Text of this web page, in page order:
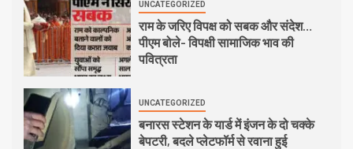
UNCATEGORIZED
राम के जरिए विपक्ष को सबक और संदेश…
पीएम बोले- विपक्षी सामाजिक भाव की
पवित्रता
UNCATEGORIZED
बनारस स्टेशन के यार्ड में इंजन के दो चक्के
बेपटरी, बदले प्लेटफॉर्म से रवाना हुई